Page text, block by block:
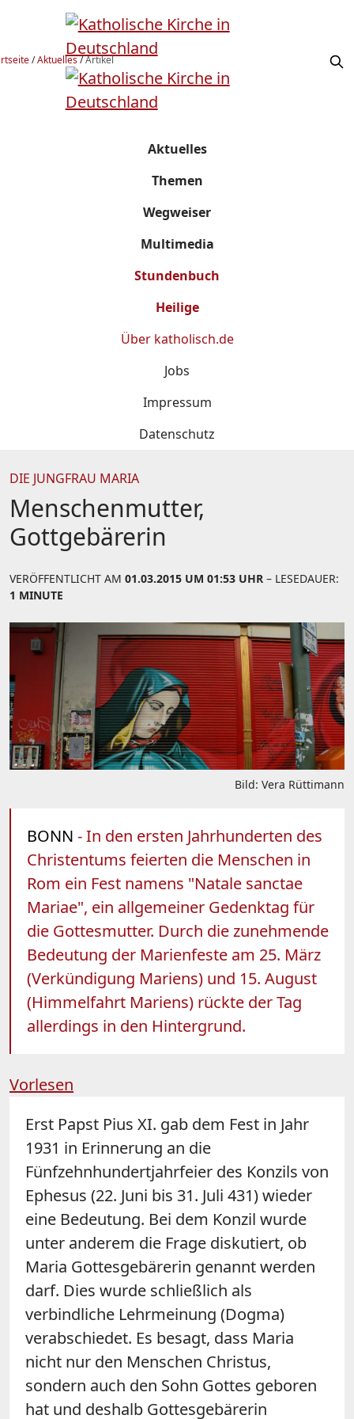
/Aktuelles/Artikel
Aktuelles
Themen
Wegweiser
Multimedia
Stundenbuch
Heilige
Über katholisch.de
Jobs
Impressum
Datenschutz
DIE JUNGFRAU MARIA
Menschenmutter,
Gottgebärerin
VERÖFFENTLICHT AM 01.03.2015 UM 01:53 UHR – LESEDAUER:
1 MINUTE
Bild: Vera Rüttimann
BONN - In den ersten Jahrhunderten des
Christentums feierten die Menschen in
Rom ein Fest namens "Natale sanctae
Mariae", ein allgemeiner Gedenktag für
die Gottesmutter. Durch die zunehmende
Bedeutung der Marienfeste am 25. März
(Verkündigung Mariens) und 15. August
(Himmelfahrt Mariens) rückte der Tag
allerdings in den Hintergrund.
Vorlesen
Erst Papst Pius XI. gab dem Fest in Jahr
1931 in Erinnerung an die
Fünfzehnhundertjahrfeier des Konzils von
Ephesus (22. Juni bis 31. Juli 431) wieder
eine Bedeutung. Bei dem Konzil wurde
unter anderem die Frage diskutiert, ob
Maria Gottesgebärerin genannt werden
darf. Dies wurde schließlich als
verbindliche Lehrmeinung (Dogma)
verabschiedet. Es besagt, dass Maria
nicht nur den Menschen Christus,
sondern auch den Sohn Gottes geboren
hat und deshalb Gottesgebärerin